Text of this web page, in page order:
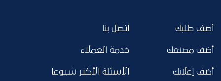
أضف طلبك
أضف مصنعك
أضف إعلانك
اتصل بنا
خدمة العملاء
الأسئلة الأكثر شيوعا